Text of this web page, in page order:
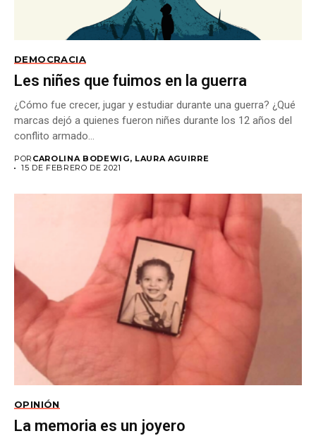
DEMOCRACIA
Les niñes que fuimos en la guerra
¿Cómo fue crecer, jugar y estudiar durante una guerra? ¿Qué
marcas dejó a quienes fueron niñes durante los 12 años del
conflito armado...
POR CAROLINA BODEWIG, LAURA AGUIRRE
15 DE FEBRERO DE 2021
OPINIÓN
La memoria es un joyero